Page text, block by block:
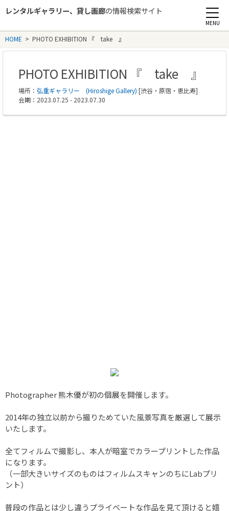
レンタルギャラリー、貸し画廊の情報検索サイト
Rental Gallery jp
HOME > PHOTO EXHIBITION 『 take 』
PHOTO EXHIBITION 『 take 』
場所： 弘重ギャラリー (Hiroshige Gallery) [渋谷・原宿・恵比寿]
会期：2023.07.25 - 2023.07.30
Photographer 熊木優が初の個展を開催します。
2014年の独立以前から撮りためていた風景写真を厳選して展示
いたします。
全てフィルムで撮影し、本人が暗室でカラープリントした作品
になります。
（一部大きいサイズのものはフィルムスキャンのちにLabプリ
ント）
普段の作品とは少し違うプライベートな作品を見て頂けると嬉